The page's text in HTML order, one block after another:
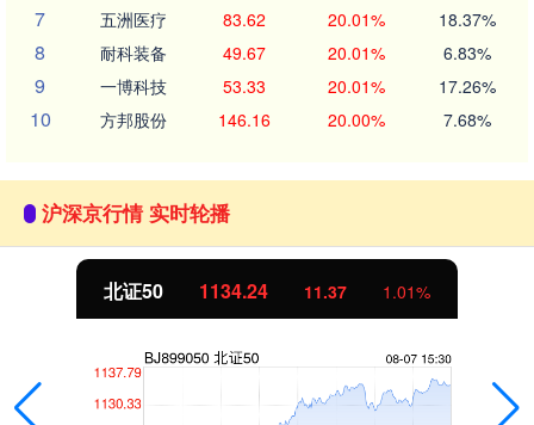
7 五洲医疗 83.62 20.01% 18.37%
8 耐科装备 49.67 20.01% 6.83%
9 一博科技 53.33 20.01% 17.26%
10 方邦股份 146.16 20.00% 7.68%
沪深京行情 实时轮播
北证50 1134.24 11.37 1.01%